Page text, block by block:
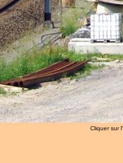
Cliquer sur